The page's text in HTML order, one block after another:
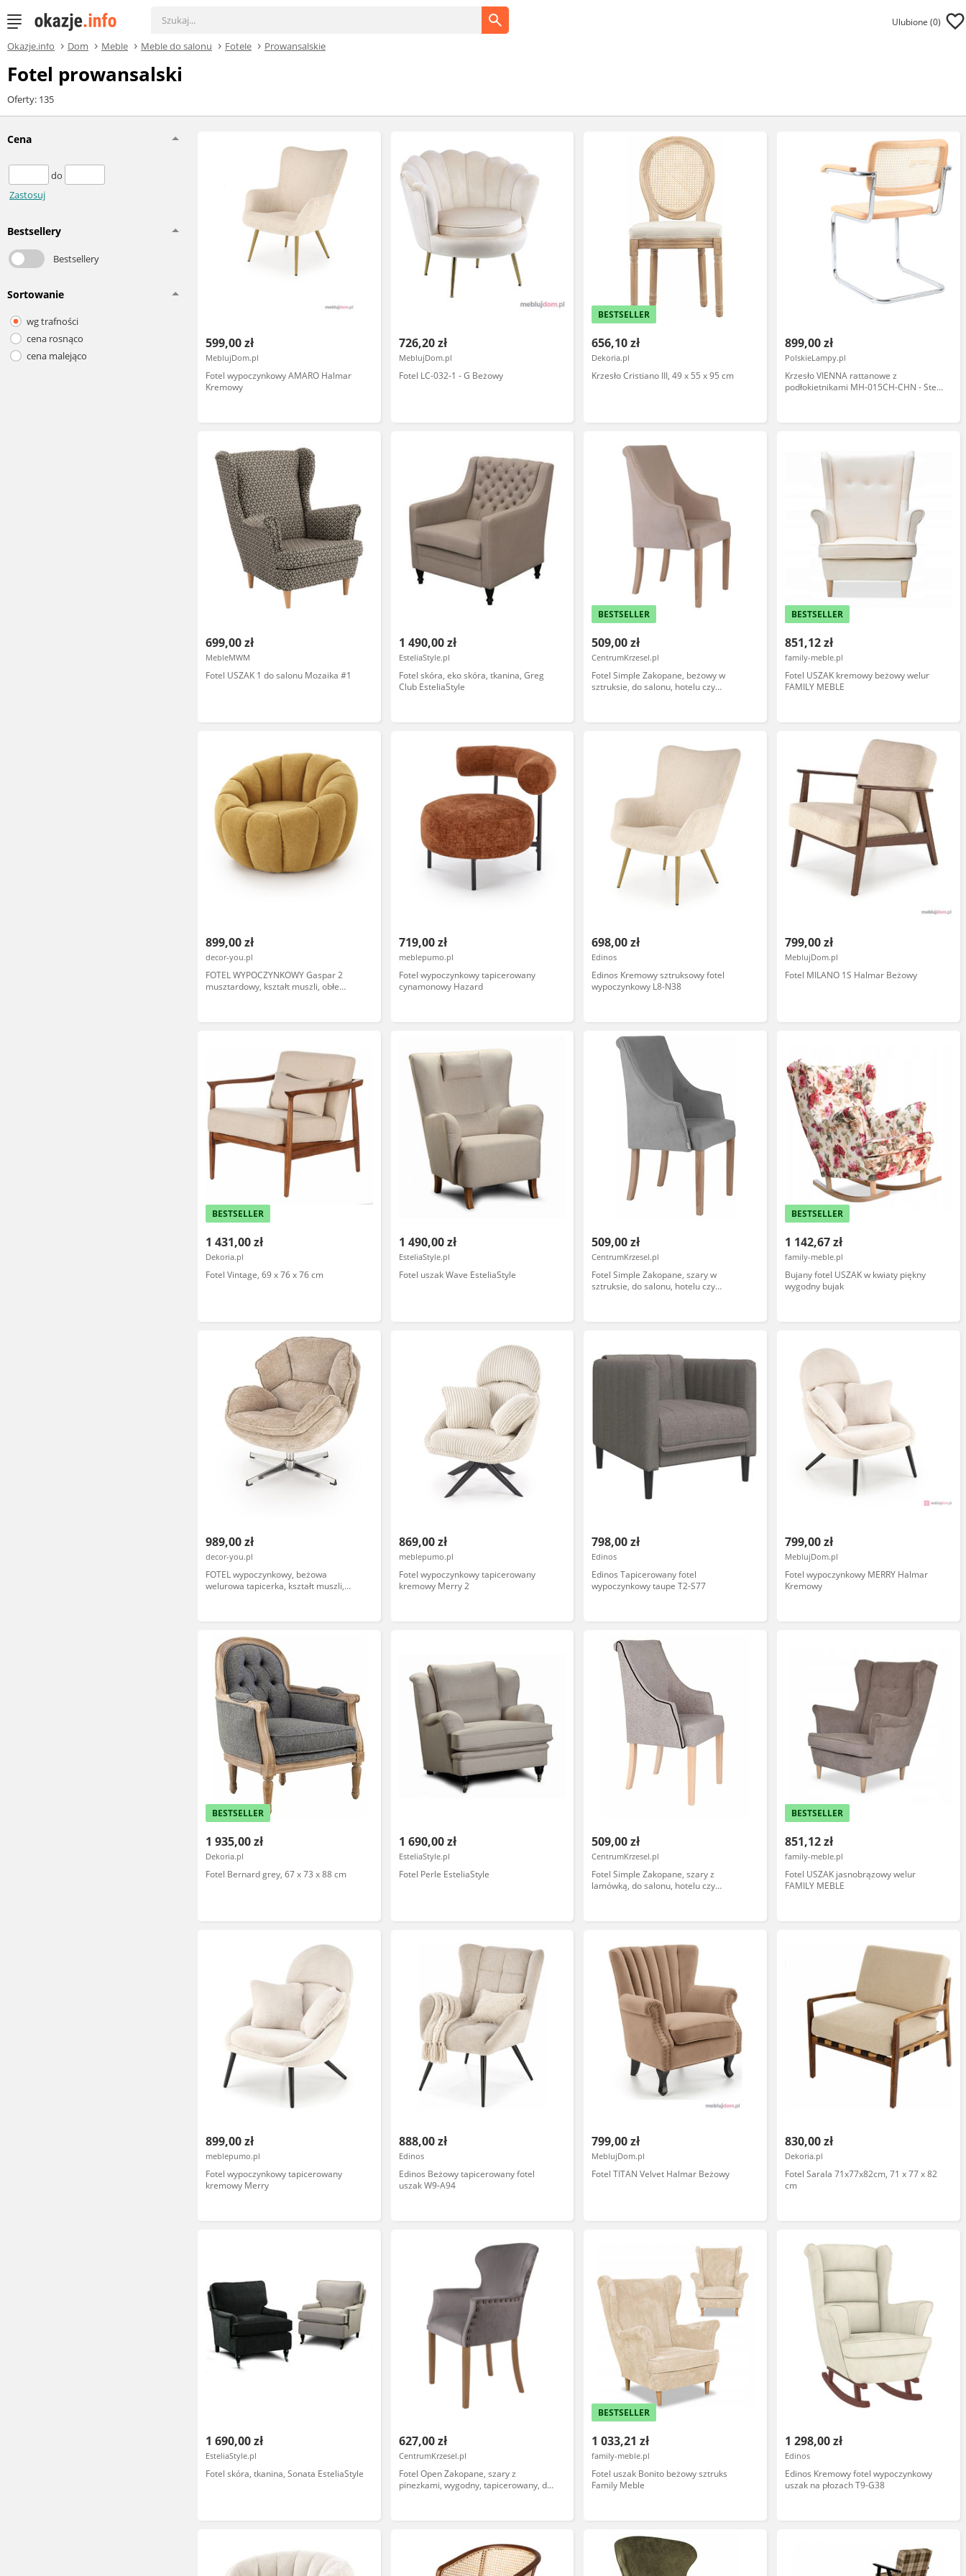
Ulubione (0)
Okazje.info Dom Meble Meble do salonu Fotele Prowansalskie
Fotel prowansalski
Oferty: 135
Cena
do
Zastosuj
Bestsellery
Bestsellery
Sortowanie
wg trafności
cena rosnąco
cena malejąco
599,00 zł
MeblujDom.pl
Fotel wypoczynkowy AMARO Halmar
Kremowy
726,20 zł
MeblujDom.pl
Fotel LC-032-1 - G Beżowy
BESTSELLER
656,10 zł
Dekoria.pl
Krzesło Cristiano III, 49 x 55 x 95 cm
899,00 zł
PolskieLampy.pl
Krzesło VIENNA rattanowe z
podłokietnikami MH-015CH-CHN - Step
699,00 zł
MebleMWM
Fotel USZAK 1 do salonu Mozaika #1
1 490,00 zł
EsteliaStyle.pl
Fotel skóra, eko skóra, tkanina, Greg
Club EsteliaStyle
BESTSELLER
509,00 zł
CentrumKrzesel.pl
Fotel Simple Zakopane, beżowy w
sztruksie, do salonu, hotelu czy
BESTSELLER
851,12 zł
family-meble.pl
Fotel USZAK kremowy beżowy welur
FAMILY MEBLE
899,00 zł
decor-you.pl
FOTEL WYPOCZYNKOWY Gaspar 2
musztardowy, kształt muszli, obłe
719,00 zł
meblepumo.pl
Fotel wypoczynkowy tapicerowany
cynamonowy Hazard
698,00 zł
Edinos
Edinos Kremowy sztruksowy fotel
wypoczynkowy L8-N38
799,00 zł
MeblujDom.pl
Fotel MILANO 1S Halmar Beżowy
BESTSELLER
1 431,00 zł
Dekoria.pl
Fotel Vintage, 69 x 76 x 76 cm
1 490,00 zł
EsteliaStyle.pl
Fotel uszak Wave EsteliaStyle
509,00 zł
CentrumKrzesel.pl
Fotel Simple Zakopane, szary w
sztruksie, do salonu, hotelu czy
BESTSELLER
1 142,67 zł
family-meble.pl
Bujany fotel USZAK w kwiaty piękny
wygodny bujak
989,00 zł
decor-you.pl
FOTEL wypoczynkowy, beżowa
welurowa tapicerka, kształt muszli,
869,00 zł
meblepumo.pl
Fotel wypoczynkowy tapicerowany
kremowy Merry 2
798,00 zł
Edinos
Edinos Tapicerowany fotel
wypoczynkowy taupe T2-S77
799,00 zł
MeblujDom.pl
Fotel wypoczynkowy MERRY Halmar
Kremowy
BESTSELLER
1 935,00 zł
Dekoria.pl
Fotel Bernard grey, 67 x 73 x 88 cm
1 690,00 zł
EsteliaStyle.pl
Fotel Perle EsteliaStyle
509,00 zł
CentrumKrzesel.pl
Fotel Simple Zakopane, szary z
lamówką, do salonu, hotelu czy
BESTSELLER
851,12 zł
family-meble.pl
Fotel USZAK jasnobrązowy welur
FAMILY MEBLE
899,00 zł
meblepumo.pl
Fotel wypoczynkowy tapicerowany
kremowy Merry
888,00 zł
Edinos
Edinos Beżowy tapicerowany fotel
uszak W9-A94
799,00 zł
MeblujDom.pl
Fotel TITAN Velvet Halmar Beżowy
830,00 zł
Dekoria.pl
Fotel Sarala 71x77x82cm, 71 x 77 x 82
cm
1 690,00 zł
EsteliaStyle.pl
Fotel skóra, tkanina, Sonata EsteliaStyle
627,00 zł
CentrumKrzesel.pl
Fotel Open Zakopane, szary z
pinezkami, wygodny, tapicerowany, do
BESTSELLER
1 033,21 zł
family-meble.pl
Fotel uszak Bonito beżowy sztruks
Family Meble
1 298,00 zł
Edinos
Edinos Kremowy fotel wypoczynkowy
uszak na płozach T9-G38